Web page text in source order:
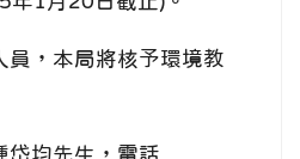
員，本局將核予環境教
岱均先生，電話